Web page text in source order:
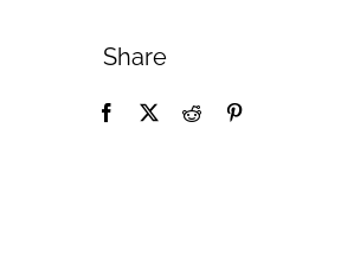
Share